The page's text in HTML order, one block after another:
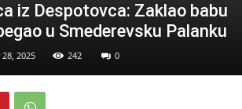
iz Despotovca: Zaklao babu
u Smederevsku Palanku
2025 242 0